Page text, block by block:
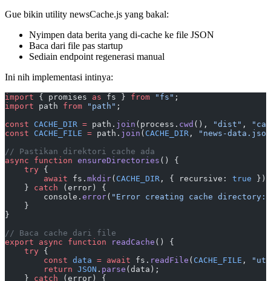
Gue bikin utility newsCache.js yang bakal:
Nyimpen data berita yang di-cache ke file JSON
Baca dari file pas startup
Sediain endpoint regenerasi manual
Ini nih implementasi intinya:
import { promises as fs } from "fs" ;
import path from "path" ;
const CACHE_DIR = path. join (process. cwd (), "dist" ,
const CACHE_FILE = path. join ( CACHE_DIR ,
"news-
// Pastikan direktori cache ada
async function ensureDirectories () {
    try
{
        await
fs. mkdir( CACHE_DIR , { recursive: true });
    }
catch (error) {
        console.
error( "Error creating cache directory:"
    }
}
// Baca cache dari file
export async function readCache () {
    try
{
        const
data = await fs. readFile ( CACHE_FILE ,
        return
JSON . parse (data);
    }
catch (error) {